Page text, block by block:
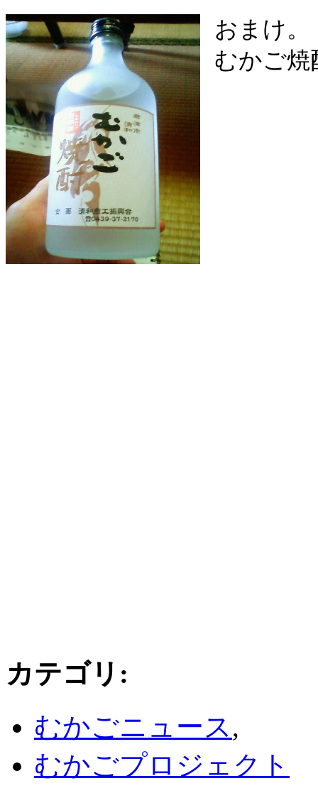
おまけ。
むかご焼
カテゴリ :
むかごニュース,
むかごプロジェクト